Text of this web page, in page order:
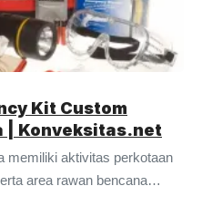
Kit Custom
| Konveksitas.net
memiliki aktivitas perkotaan
area rawan bencana
ini membuat kesiapsiagaan